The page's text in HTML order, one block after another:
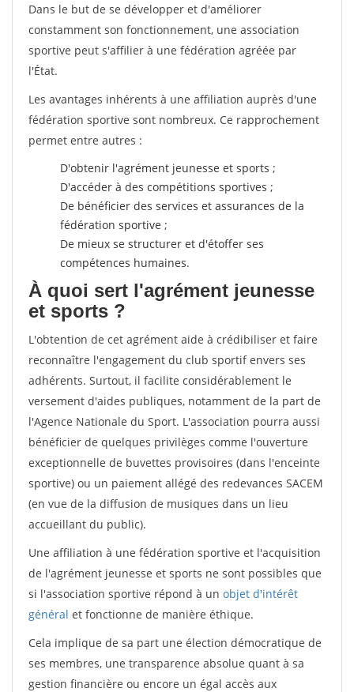
Dans le but de se développer et d'améliorer
constamment son fonctionnement, une association
sportive peut s'affilier à une fédération agréée par
l'État.
Les avantages inhérents à une affiliation auprès d'une
fédération sportive sont nombreux. Ce rapprochement
permet entre autres :
D'obtenir l'agrément jeunesse et sports ;
D'accéder à des compétitions sportives ;
De bénéficier des services et assurances de la
fédération sportive ;
De mieux se structurer et d'étoffer ses
compétences humaines.
À quoi sert l'agrément jeunesse
et sports ?
L'obtention de cet agrément aide à crédibiliser et faire
reconnaître l'engagement du club sportif envers ses
adhérents. Surtout, il facilite considérablement le
versement d'aides publiques, notamment de la part de
l'Agence Nationale du Sport. L'association pourra aussi
bénéficier de quelques privilèges comme l'ouverture
exceptionnelle de buvettes provisoires (dans l'enceinte
sportive) ou un paiement allégé des redevances SACEM
(en vue de la diffusion de musiques dans un lieu
accueillant du public).
Une affiliation à une fédération sportive et l'acquisition
de l'agrément jeunesse et sports ne sont possibles que
si l'association sportive répond à un objet d'intérêt
général et fonctionne de manière éthique.
Cela implique de sa part une élection démocratique de
ses membres, une transparence absolue quant à sa
gestion financière ou encore un égal accès aux